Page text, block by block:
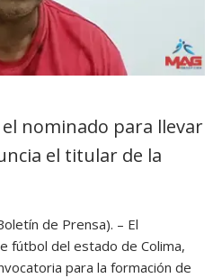
nominado para llevar
el titular de la
de Prensa). – El
fútbol del estado de Colima,
para la formación de